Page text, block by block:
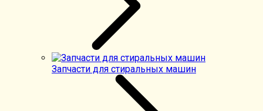
Запчасти для стиральных машин